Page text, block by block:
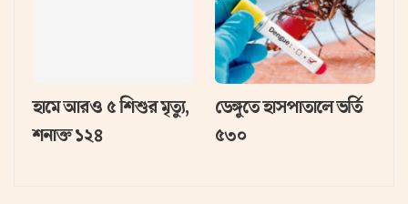
হামে আরও ৫ শিশুর মৃত্যু,
শনাক্ত ১২৪
ডেঙ্গুতে হাসপাতালে ভর্তি
৫৩০